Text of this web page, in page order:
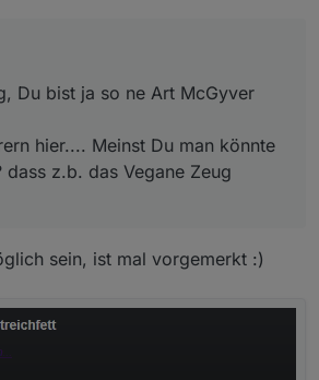
Du bist ja so ne Art McGyver
hier.... Meinst Du man könnte
dass z.b. das Vegane Zeug
sein, ist mal vorgemerkt :)